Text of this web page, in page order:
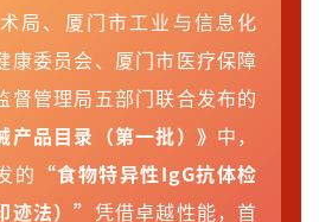
局、厦门市工业与信息化
康委员会、厦门市医疗保障
督管理局五部门联合发布的
产品目录（第一批）》 中，
的
“食物特异性IgG抗体检
迹法）” 凭借卓越性能，首